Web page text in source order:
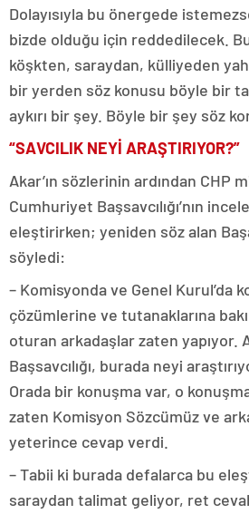
Dolayısıyla bu önergede
bizde olduğu için reddedilecek.
köşkten, saraydan, külliyeden
bir yerden söz konusu böyle bir
aykırı bir şey. Böyle bir şey söz
“SAVCILIK NEYİ ARAŞTIRIYOR?”
Akar’ın sözlerinin ardından CHP
Cumhuriyet Başsavcılığı’nın
eleştirirken; yeniden söz alan
söyledi:
– Komisyonda ve Genel Kurul’da
çözümlerine ve tutanaklarına
oturan arkadaşlar zaten yapıyor.
Başsavcılığı, burada neyi
Orada bir konuşma var, o
zaten Komisyon Sözcümüz ve
yeterince cevap verdi.
– Tabii ki burada defalarca bu
saraydan talimat geliyor, ret